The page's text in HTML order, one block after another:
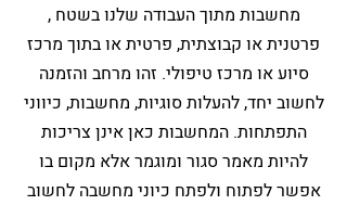
מחשבות מתוך העבודה שלנו בשטח ,
פרטנית או קבוצתית, פרטית או בתוך מרכז
סיוע או מרכז טיפולי. זהו מרחב והזמנה
לחשוב יחד, להעלות סוגיות, מחשבות, כיווני
התפתחות. המחשבות כאן אינן צריכות
להיות מאמר סגור ומוגמר אלא מקום בו
אפשר לפתוח ולפתח כיוני מחשבה לחשוב